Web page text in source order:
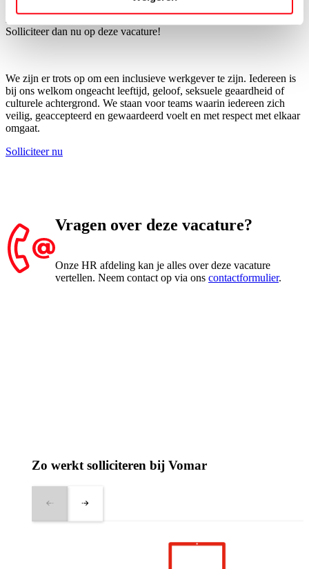
Solliciteer dan nu op deze vacature!
We zijn er trots op om een inclusieve werkgever te zijn. Iedereen is
bij ons welkom ongeacht leeftijd, geloof, seksuele geaardheid of
culturele achtergrond. We staan voor teams waarin iedereen zich
veilig, geaccepteerd en gewaardeerd voelt en met respect met elkaar
omgaat.
Solliciteer nu
Vragen over deze vacature?
Onze HR afdeling kan je alles over deze vacature
vertellen. Neem contact op via ons contactformulier.
Zo werkt solliciteren bij Vomar